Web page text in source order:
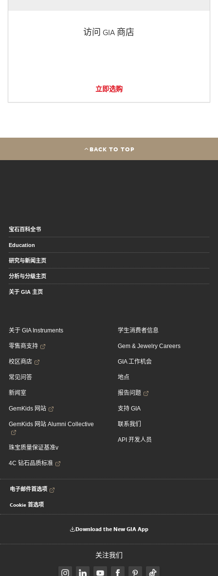
访问 GIA 商店
立即选购
BACK TO TOP
宝石百科全书
Education
研究与新闻主页
分析与分级主页
关于 GIA 主页
关于 GIA Instruments
零售商支持
校区商店
常见问答
新闻室
GemKids 网站
GemKids 网站 Alumni Collective
珠宝质量保证基准v
4C 钻石品质标准
学生消费者信息
Gem & Jewelry Careers
GIA 工作机会
地点
报告问题
支持 GIA
联系我们
API 开发人员
电子邮件首选项
Cookie 首选项
Download the New GIA App
关注我们